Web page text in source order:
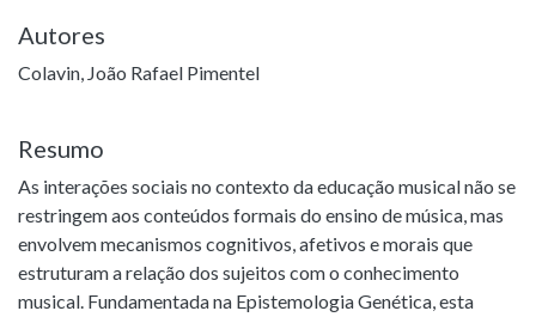
Autores
Colavin, João Rafael Pimentel
Resumo
As interações sociais no contexto da educação musical não se
restringem aos conteúdos formais do ensino de música, mas
envolvem mecanismos cognitivos, afetivos e morais que
estruturam a relação dos sujeitos com o conhecimento
musical. Fundamentada na Epistemologia Genética, esta